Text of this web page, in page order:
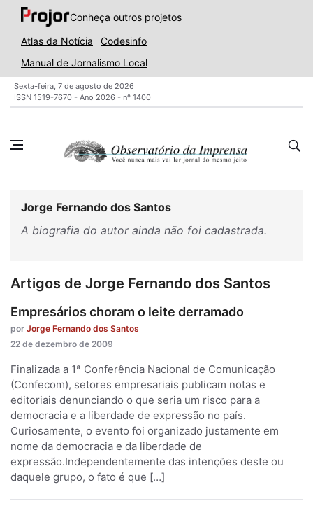
Conheça outros projetos
Atlas da Notícia
Codesinfo
Manual de Jornalismo Local
Sexta-feira, 7 de agosto de 2026
ISSN 1519-7670 - Ano 2026 - nº 1400
Jorge Fernando dos Santos
A biografia do autor ainda não foi cadastrada.
Artigos de Jorge Fernando dos Santos
Empresários choram o leite derramado
por Jorge Fernando dos Santos
22 de dezembro de 2009
Finalizada a 1ª Conferência Nacional de Comunicação
(Confecom), setores empresariais publicam notas e
editoriais denunciando o que seria um risco para a
democracia e a liberdade de expressão no país.
Curiosamente, o evento foi organizado justamente em
nome da democracia e da liberdade de
expressão.Independentemente das intenções deste ou
daquele grupo, o fato é que […]